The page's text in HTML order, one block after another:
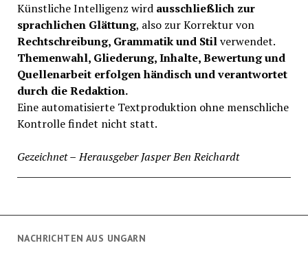
NACHRICHTEN AUS UNGARN
Künstliche Intelligenz wird ausschließlich zur
sprachlichen Glättung, also zur Korrektur von
Rechtschreibung, Grammatik und Stilverwendet.
Themenwahl, Gliederung, Inhalte, Bewertung und
Quellenarbeit erfolgen händisch und verantwortet
durch die Redaktion.
Eine automatisierte Textproduktion ohne menschliche
Kontrolle findet nicht statt.
Gezeichnet–Herausgeber Jasper Ben Reichardt